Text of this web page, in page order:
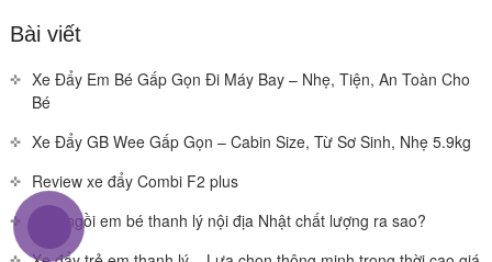
Bài viết
Xe Đẩy Em Bé Gấp Gọn Đi Máy Bay – Nhẹ, Tiện, An Toàn Cho
Bé
Xe Đẩy GB Wee Gấp Gọn – Cabin Size, Từ Sơ Sinh, Nhẹ 5.9kg
Review xe đẩy Combi F2 plus
Ghế ngồi em bé thanh lý nội địa Nhật chất lượng ra sao?